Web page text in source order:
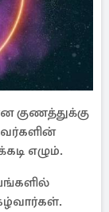
குணத்துக்கு
எழும்.